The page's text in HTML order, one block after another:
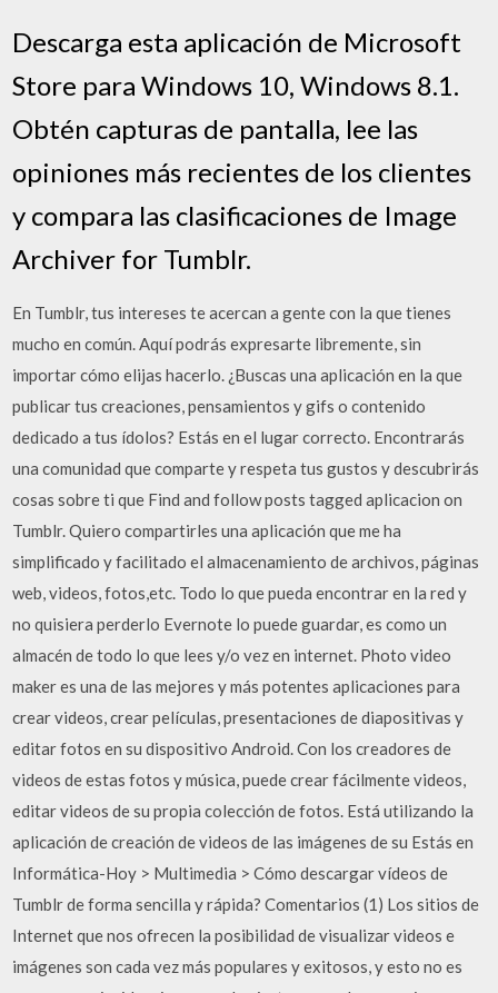
Descarga esta aplicación de Microsoft
Store para Windows 10, Windows 8.1.
Obtén capturas de pantalla, lee las
opiniones más recientes de los clientes
y compara las clasificaciones de Image
Archiver for Tumblr.
En Tumblr, tus intereses te acercan a gente con la que tienes
mucho en común. Aquí podrás expresarte libremente, sin
importar cómo elijas hacerlo. ¿Buscas una aplicación en la que
publicar tus creaciones, pensamientos y gifs o contenido
dedicado a tus ídolos? Estás en el lugar correcto. Encontrarás
una comunidad que comparte y respeta tus gustos y descubrirás
cosas sobre ti que Find and follow posts tagged aplicacion on
Tumblr. Quiero compartirles una aplicación que me ha
simplificado y facilitado el almacenamiento de archivos, páginas
web, videos, fotos,etc. Todo lo que pueda encontrar en la red y
no quisiera perderlo Evernote lo puede guardar, es como un
almacén de todo lo que lees y/o vez en internet. Photo video
maker es una de las mejores y más potentes aplicaciones para
crear videos, crear películas, presentaciones de diapositivas y
editar fotos en su dispositivo Android. Con los creadores de
videos de estas fotos y música, puede crear fácilmente videos,
editar videos de su propia colección de fotos. Está utilizando la
aplicación de creación de videos de las imágenes de su Estás en
Informática-Hoy > Multimedia > Cómo descargar vídeos de
Tumblr de forma sencilla y rápida? Comentarios (1) Los sitios de
Internet que nos ofrecen la posibilidad de visualizar videos e
imágenes son cada vez más populares y exitosos, y esto no es